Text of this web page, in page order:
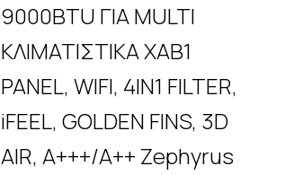
9000BTU ΓΙΑ MULTI
ΚΛΙΜΑΤΙΣΤΙΚΑ ΧΑΒ1
PANEL, WIFI, 4IN1 FILTER,
iFEEL, GOLDEN FINS, 3D
AIR, A+++/A++ Zephyrus